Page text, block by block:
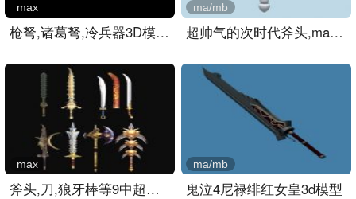
枪弩,诸葛弩,冷兵器3D模型..
max
超帅气的次时代斧头,maya武..
ma/mb
斧头,刀,狼牙棒等9中超酷武..
max
鬼泣4尼禄绯红女皇3d模型
ma/mb